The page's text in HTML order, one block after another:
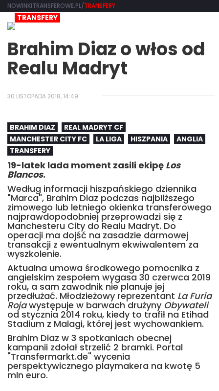
NOWINKITRANSFEROWE.PL/TRANSFERY
TRANSFERY
Brahim Diaz o włos od
Realu Madryt
30 LISTOPADA 2018, 14:49
BRAHIM DIAZ
REAL MADRYT CF
MANCHESTER CITY FC
LA LIGA HISZPANIA
ANGLIA
TRANSFERY
19-latek lada moment zasili ekipę Los
Blancos.
Według informacji hiszpańskiego dziennika
"Marca", Brahim Diaz podczas najbliższego
zimowego lub letniego okienka transferowego
najprawdopodobniej przeprowadzi się z
Manchesteru City do Realu Madryt. Do
operacji ma dojść na zasadzie darmowej
transakcji z ewentualnym ekwiwalentem za
wyszkolenie.
Aktualna umowa środkowego pomocnika z
angielskim zespołem wygasa 30 czerwca 2019
roku, a sam zawodnik nie planuje jej
przedłużać. Młodzieżowy reprezentant La Furia
Rojawystępuje w barwach drużyny Obywateli
od stycznia 2014 roku, kiedy to trafił na Etihad
Stadium z Malagi, której jest wychowankiem.
Brahim Diaz w 3 spotkaniach obecnej
kampanii zdołał strzelić 2 bramki. Portal
"Transfermarkt.de" wycenia
perspektywicznego playmakera na kwotę 5
mln euro.